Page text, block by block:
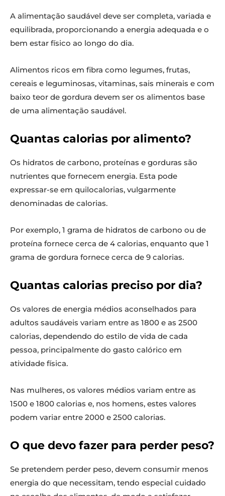
A alimentação saudável deve ser completa, variada e
equilibrada, proporcionando a energia adequada e o
bem estar físico ao longo do dia.
Alimentos ricos em fibra como legumes, frutas,
cereais e leguminosas, vitaminas, sais minerais e com
baixo teor de gordura devem ser os alimentos base
de uma alimentação saudável.
Quantas calorias por alimento?
Os hidratos de carbono, proteínas e gorduras são
nutrientes que fornecem energia. Esta pode
expressar-se em quilocalorias, vulgarmente
denominadas de calorias.
Por exemplo, 1 grama de hidratos de carbono ou de
proteína fornece cerca de 4 calorias, enquanto que 1
grama de gordura fornece cerca de 9 calorias.
Quantas calorias preciso por dia?
Os valores de energia médios aconselhados para
adultos saudáveis variam entre as 1800 e as 2500
calorias, dependendo do estilo de vida de cada
pessoa, principalmente do gasto calórico em
atividade física.
Nas mulheres, os valores médios variam entre as
1500 e 1800 calorias e, nos homens, estes valores
podem variar entre 2000 e 2500 calorias.
O que devo fazer para perder peso?
Se pretendem perder peso, devem consumir menos
energia do que necessitam, tendo especial cuidado